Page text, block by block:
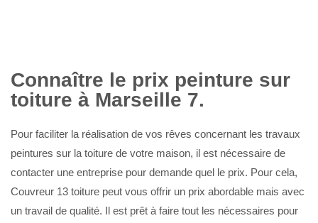
Connaître le prix peinture sur
toiture à Marseille 7.
Pour faciliter la réalisation de vos rêves concernant les travaux
peintures sur la toiture de votre maison, il est nécessaire de
contacter une entreprise pour demande quel le prix. Pour cela,
Couvreur 13 toiture peut vous offrir un prix abordable mais avec
un travail de qualité. Il est prêt à faire tout les nécessaires pour